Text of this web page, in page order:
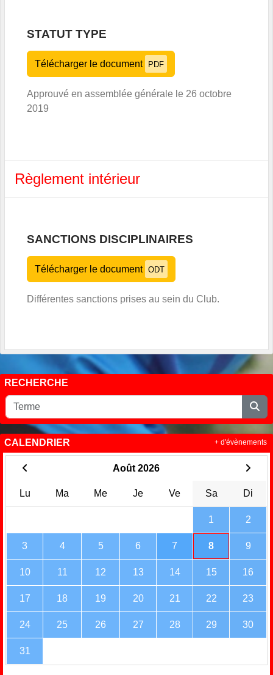
STATUT TYPE
Télécharger le document PDF
Approuvé en assemblée générale le 26 octobre
2019
Règlement intérieur
SANCTIONS DISCIPLINAIRES
Télécharger le document ODT
Différentes sanctions prises au sein du Club.
RECHERCHE
CALENDRIER
Août 2026
Lu Ma Me Je Ve Sa Di
1 2
3 4 5 6 7 8 9
10 11 12 13 14 15 16
17 18 19 20 21 22 23
24 25 26 27 28 29 30
31
+ d'évènements